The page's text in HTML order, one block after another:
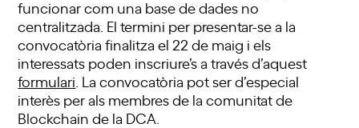
funcionar com una base de dades no
centralitzada. El termini per presentar-se a la
convocatòria finalitza el 22 de maig i els
interessats poden inscriure’s a través d’aquest
formulari . La convocatòria pot ser d’especial
interès per als membres de la comunitat de
Blockchain de la DCA.